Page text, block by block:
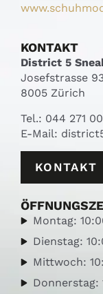
KONTAKT
District 5
Josefstrasse
8005 Zürich
Tel.: 044 271
E-Mail:
KONTAKT
Montag:
Dienstag:
Mittwoch:
Donnerstag: